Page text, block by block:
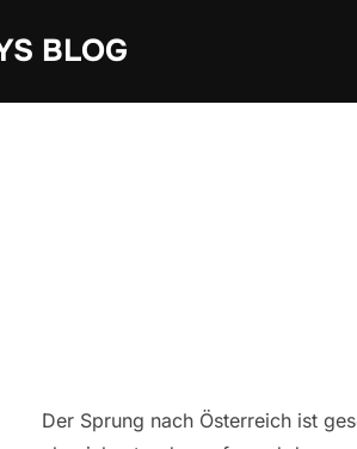
BLOG
Der Sprung nach Österreich ist